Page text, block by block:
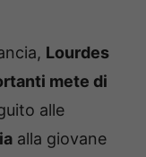
Lourdes
mete di
alle
alla giovane